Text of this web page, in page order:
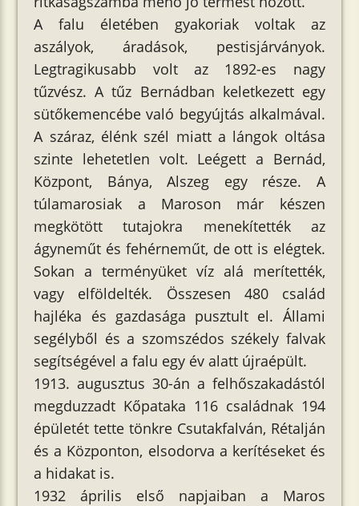
A falu életében gyakoriak voltak az
aszályok, áradások, pestisjárványok.
Legtragikusabb volt az 1892-es nagy
tűzvész. A tűz Bernádban keletkezett egy
sütőkemencébe való begyújtás alkalmával.
A száraz, élénk szél miatt a lángok oltása
szinte lehetetlen volt. Leégett a Bernád,
Központ, Bánya, Alszeg egy része. A
túlamarosiak a Maroson már készen
megkötött tutajokra menekítették az
ágyneműt és fehérneműt, de ott is elégtek.
Sokan a terményüket víz alá merítették,
vagy elföldelték. Összesen 480 család
hajléka és gazdasága pusztult el. Állami
segélyből és a szomszédos székely falvak
segítségével a falu egy év alatt újraépült.
1913. augusztus 30-án a felhőszakadástól
megduzzadt Kőpataka 116 családnak 194
épületét tette tönkre Csutakfalván, Rétalján
és a Központon, elsodorva a kerítéseket és
a hidakat is.
1932 április első napjaiban a Maros